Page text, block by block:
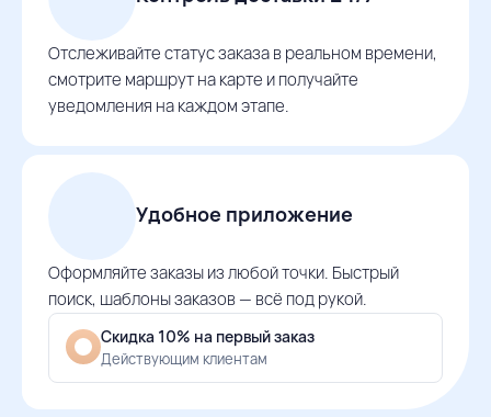
Отслеживайте статус заказа в реальном времени,
смотрите маршрут на карте и получайте
уведомления на каждом этапе.
Удобное приложение
Оформляйте заказы из любой точки. Быстрый
поиск, шаблоны заказов — всё под рукой.
Скидка 10% на первый заказ
Действующим клиентам